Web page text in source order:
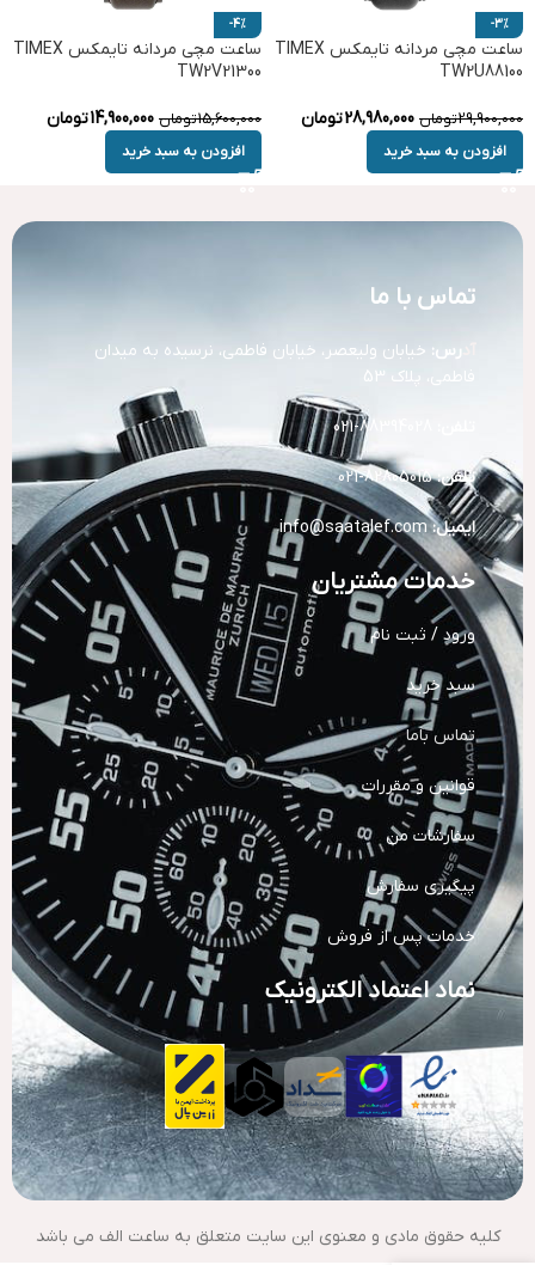
-3%
ساعت مچی مردانه تایمکس TIMEX
TW2U88100
29,900,000تومان 28,980,000تومان
افزودن به سبد خرید
-4%
ساعت مچی مردانه تایمکس TIMEX
TW2V21300
15,600,000تومان 14,900,000تومان
افزودن به سبد خرید
تماس با ما
رس: خیابان ولیعصر، خیابان فاطمی، نرسیده به میدان
فاطمی، پلاک 53
تلفن:82805015-021
ایمیل: info@saatalef.com
خدمات مشتریان
ورود / ثبت نام
سبد خرید
تماس باما
قوانین و مقررات
سفارشات من
پیگیری سفارش
خدمات پس از فروش
نماد اعتماد الکترونیک
کلیه حقوق مادی و معنوی این سایت متعلق به ساعت الف می باشد